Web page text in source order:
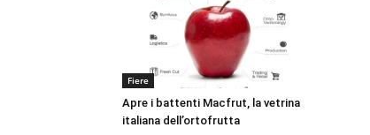
Fiere
Apre i battenti Macfrut, la vetrina
italiana dell’ortofrutta